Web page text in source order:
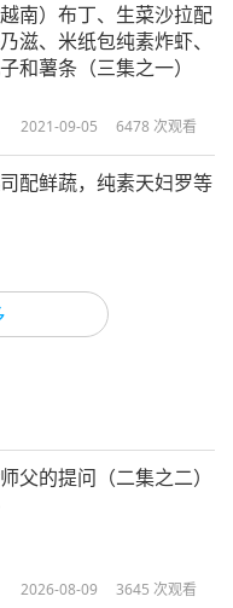
令人满足的。你必须
不必吃太多，就会
味，有时吃了很
南）布丁、生菜沙拉配
滋、米纸包纯素炸虾、
和薯条（三集之一）
2021-09-05 6478 次观看
配鲜蔬，纯素天妇罗等
2021-08-08
心
父的提问（二集之二）
2026-08-09 3645 次观看